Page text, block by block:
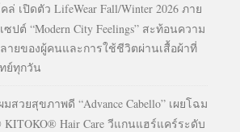
ล่ เปิดตัว LifeWear Fall/Winter 2026 ภาย
ปต์ “Modern City Feelings” สะท้อนความ
ายของผู้คนและการใช้ชีวิตผ่านเสื้อผ้าที่
ย์ทุกวัน
มสวยสุขภาพดี “Advance Cabello” เผยโฉม
KITOKO® Hair Care วีแกนแฮร์แคร์ระดับ